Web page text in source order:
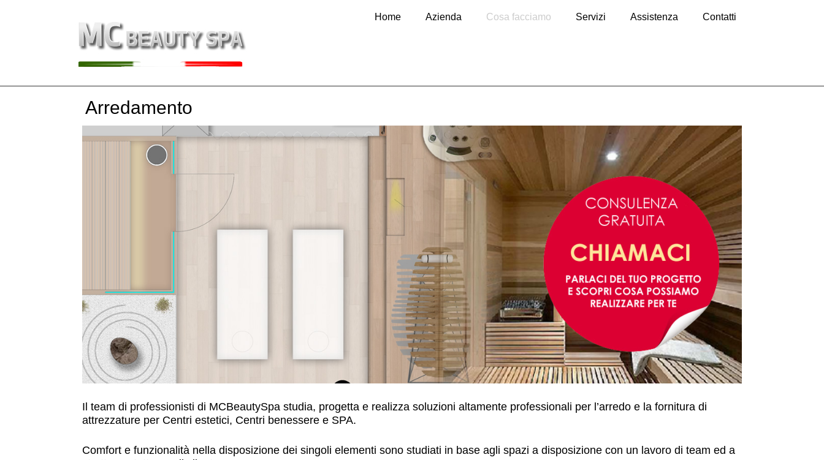
Home Azienda Cosa facciamo Servizi Assistenza Contatti
Arredamento
Il team di professionisti di MCBeautySpa studia, progetta e realizza soluzioni altamente professionali per l’arredo e la fornitura di
attrezzature per Centri estetici, Centri benessere e SPA.
Comfort e funzionalità nella disposizione dei singoli elementi sono studiati in base agli spazi a disposizione con un lavoro di team ed a